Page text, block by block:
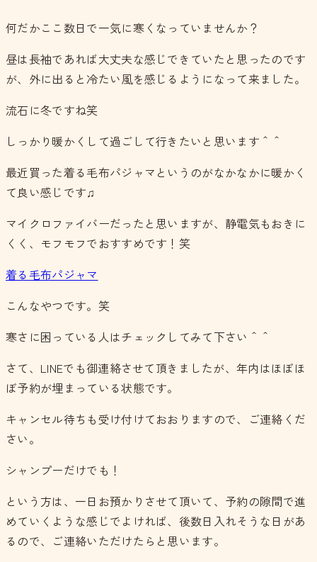
何だかここ数日で一気に寒くなっていませんか？
昼は長袖であれば大丈夫な感じできていたと思ったのです
が、外に出ると冷たい風を感じるようになって来ました。
流石に冬ですね笑
しっかり暖かくして過ごして行きたいと思います＾＾
最近買った着る毛布パジャマというのがなかなかに暖かく
て良い感じです♫
マイクロファイバーだったと思いますが、静電気もおきに
くく、モフモフでおすすめです！笑
着る毛布パジャマ
こんなやつです。笑
寒さに困っている人はチェックしてみて下さい＾＾
さて、LINEでも御連絡させて頂きましたが、年内はほぼほ
ぼ予約が埋まっている状態です。
キャンセル待ちも受け付けておおりますので、ご連絡くだ
さい。
シャンプーだけでも！
という方は、一日お預かりさせて頂いて、予約の隙間で進
めていくような感じでよければ、後数日入れそうな日があ
るので、ご連絡いただけたらと思います。